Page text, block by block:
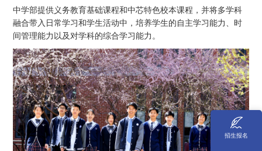
中学部提供义务教育基础课程和中芯特色校本课程，并将多学科
融合带入日常学习和学生活动中，培养学生的自主学习能力、时
间管理能力以及对学科的综合学习能力。
招生报名